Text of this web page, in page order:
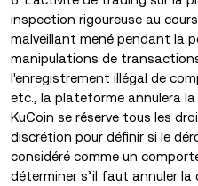
inspection rigoureuse au
malveillant mené pendant la
manipulations de
l'enregistrement illégal de
etc., la plateforme annulera
KuCoin se réserve tous les
discrétion pour définir si le
considéré comme un
déterminer s’il faut annuler